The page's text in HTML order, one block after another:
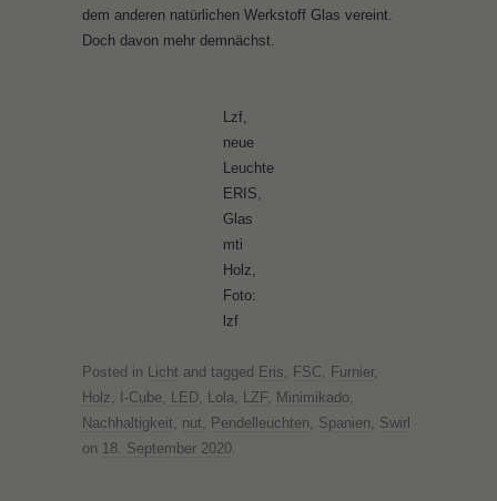
o
:
l
z
e
G
z
f
,
F
dem anderen natürlichen Werkstoff Glas vereint.
Doch davon mehr demnächst.
Lzf,
neue
Leuchte
ERIS,
Glas
mti
Holz,
Foto:
lzf
Posted in Licht and tagged Eris, FSC, Furnier,
Holz, I-Cube, LED, Lola, LZF, Minimikado,
Nachhaltigkeit, nut, Pendelleuchten, Spanien, Swirl
on 18. September 2020.